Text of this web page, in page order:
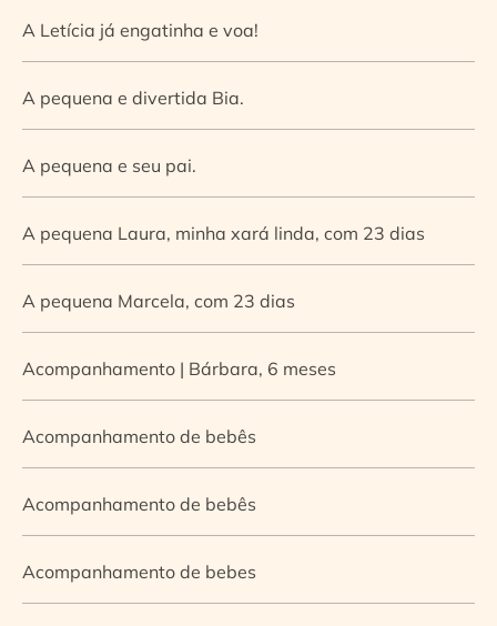
A Letícia já engatinha e voa!
A pequena e divertida Bia.
A pequena e seu pai.
A pequena Laura, minha xará linda, com 23 dias
A pequena Marcela, com 23 dias
Acompanhamento | Bárbara, 6 meses
Acompanhamento de bebês
Acompanhamento de bebês
Acompanhamento de bebes